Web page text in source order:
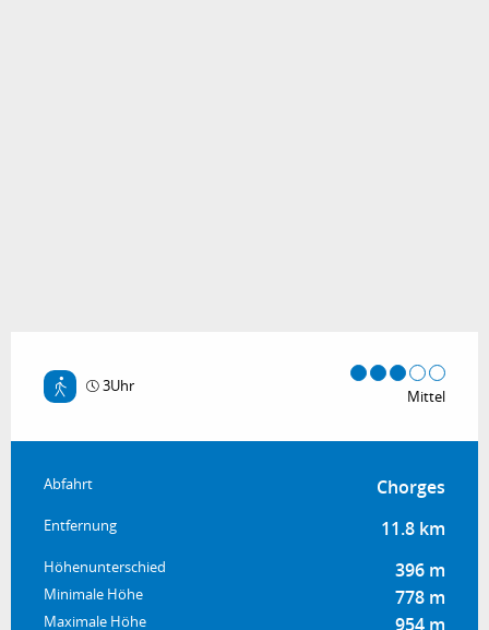
3Uhr
Mittel
Praktische Informationen
Abfahrt Chorges
Entfernung 11.8 km
Höhenunterschied 396 m
Minimale Höhe 778 m
Maximale Höhe 954 m